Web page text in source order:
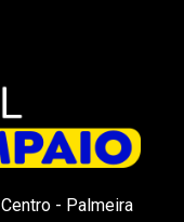
- Palmeira